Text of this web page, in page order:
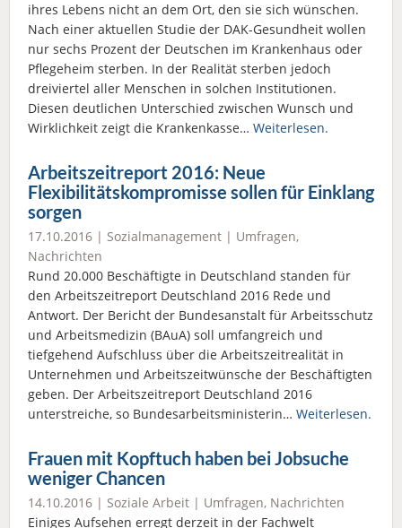
ihres Lebens nicht an dem Ort, den sie sich wünschen.
Nach einer aktuellen Studie der DAK-Gesundheit wollen
nur sechs Prozent der Deutschen im Krankenhaus oder
Pflegeheim sterben. In der Realität sterben jedoch
dreiviertel aller Menschen in solchen Institutionen.
Diesen deutlichen Unterschied zwischen Wunsch und
Wirklichkeit zeigt die Krankenkasse… Weiterlesen.
Arbeitszeitreport 2016: Neue
Flexibilitätskompromisse sollen für Einklang
sorgen
17.10.2016 | Sozialmanagement | Umfragen,
Nachrichten
Rund 20.000 Beschäftigte in Deutschland standen für
den Arbeitszeitreport Deutschland 2016 Rede und
Antwort. Der Bericht der Bundesanstalt für Arbeitsschutz
und Arbeitsmedizin (BAuA) soll umfangreich und
tiefgehend Aufschluss über die Arbeitszeitrealität in
Unternehmen und Arbeitszeitwünsche der Beschäftigten
geben. Der Arbeitszeitreport Deutschland 2016
unterstreiche, so Bundesarbeitsministerin… Weiterlesen.
Frauen mit Kopftuch haben bei Jobsuche
weniger Chancen
14.10.2016 | Soziale Arbeit | Umfragen, Nachrichten
Einiges Aufsehen erregt derzeit in der Fachwelt